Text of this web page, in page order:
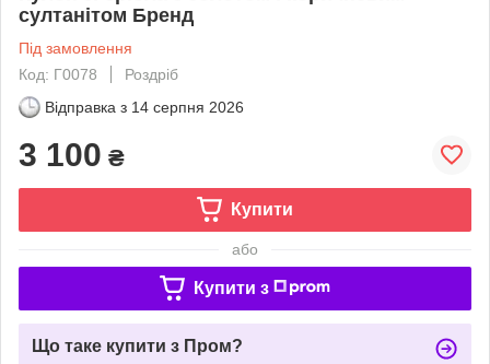
султанітом Бренд
Під замовлення
Код: Г0078
Роздріб
Відправка з 14 серпня 2026
3 100 ₴
Купити
або
Купити з
Що таке купити з Пром?